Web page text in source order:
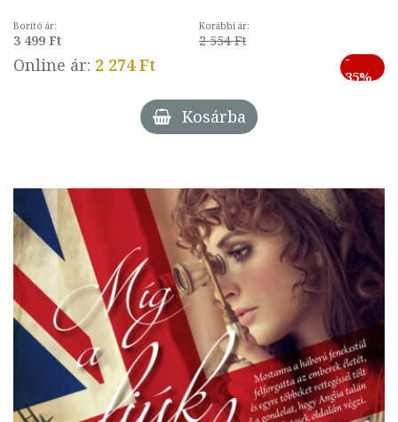
Borító ár:
3 499 Ft
Korábbi ár:
2 554 Ft
Online ár: 2 274 Ft
-
35%
Kosárba